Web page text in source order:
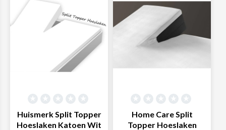
Huismerk Split Topper
Hoeslaken Katoen Wit
Home Care Split
Topper Hoeslaken